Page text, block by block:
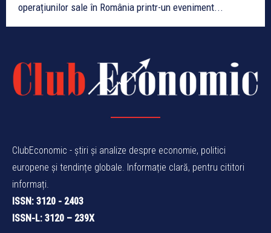
operațiunilor sale în România printr-un eveniment...
ClubEconomic - știri și analize despre economie, politici
europene și tendințe globale. Informație clară, pentru cititori
informați.
ISSN: 3120 - 2403
ISSN-L: 3120 – 239X